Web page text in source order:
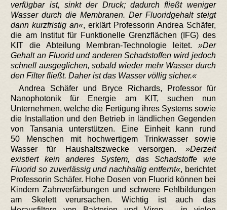
verfügbar ist, sinkt der Druck; dadurch fließt weniger
Wasser durch die Membranen. Der Fluoridgehalt steigt
dann kurzfristig an , erklärt Professorin Andrea Schäfer,
die am Institut für Funktionelle Grenzflächen (IFG) des
KIT die Abteilung Membran-Technologie leitet.
Der
Gehalt an Fluorid und anderen Schadstoffen wird jedoch
schnell ausgeglichen, sobald wieder mehr Wasser durch
den Filter fließt. Daher ist das Wasser völlig sicher.
Andrea Schäfer und Bryce Richards, Professor für
Nanophotonik für Energie am KIT, suchen nun
Unternehmen, welche die Fertigung ihres Systems sowie
die Installation und den Betrieb in ländlichen Gegenden
von Tansania unterstützen. Eine Einheit kann rund
50 Menschen mit hochwertigem Trinkwasser sowie
Wasser für Haushaltszwecke versorgen.
Derzeit
existiert kein anderes System, das Schadstoffe wie
Fluorid so zuverlässig und nachhaltig entfernt , berichtet
Professorin Schäfer. Hohe Dosen von Fluorid können bei
Kindern Zahnverfärbungen und schwere Fehlbildungen
am Skelett verursachen. Wichtig ist auch das